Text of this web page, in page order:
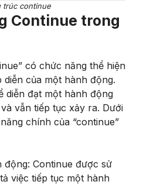
trúc continue
Continue trong
có chức năng thể hiện
diễn của một hành động.
diễn đạt một hành động
vẫn tiếp tục xảy ra. Dưới
chính của “continue”
động: Continue được sử
việc tiếp tục một hành